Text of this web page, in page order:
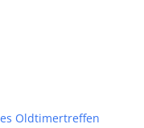
Oldtimertreffen